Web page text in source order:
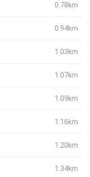
0.78km
0.94km
1.03km
1.07km
1.09km
1.16km
1.20km
1.34km